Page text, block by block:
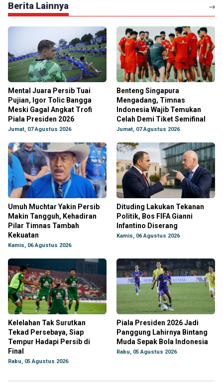
Berita Lainnya
Mental Juara Persib Tuai
Pujian, Igor Tolic Bangga
Meski Gagal Angkat Trofi
Piala Presiden 2026
Jumat, 07 Agustus 2026
Benteng Singapura
Mengadang, Timnas
Indonesia Wajib Temukan
Celah Demi Tiket Semifinal
Jumat, 07 Agustus 2026
Umuh Muchtar Yakin Persib
Makin Tangguh, Kehadiran
Pilar Timnas Tambah
Kekuatan
Kamis, 06 Agustus 2026
Dituding Lakukan Tekanan
Politik, Bos FIFA Gianni
Infantino Diserang
Kamis, 06 Agustus 2026
Kelelahan Tak Surutkan
Tekad Persebaya, Siap
Tempur Hadapi Persib di
Final
Rabu, 05 Agustus 2026
Piala Presiden 2026 Jadi
Panggung Lahirnya Bintang
Muda Sepak Bola Indonesia
Rabu, 05 Agustus 2026